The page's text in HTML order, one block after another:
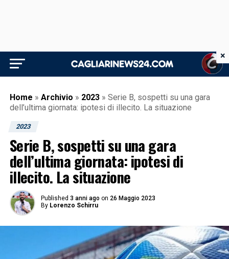
Home » Archivio » 2023 » Serie B, sospetti su una gara
dell’ultima giornata: ipotesi di illecito. La situazione
2023
Serie B, sospetti su una gara
dell’ultima giornata: ipotesi di
illecito. La situazione
Published 3 anni ago on 26 Maggio 2023
By Lorenzo Schirru
×